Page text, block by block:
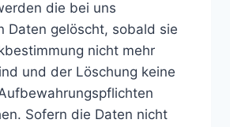
die bei uns
Daten gelöscht, sobald sie
nicht mehr
und der Löschung keine
Sofern die Daten nicht